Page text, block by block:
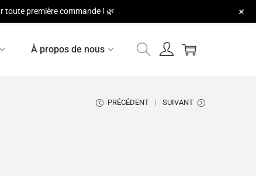
À propos de nous
PRÉCÉDENT SUIVANT
toute première commande ! 🌿 +